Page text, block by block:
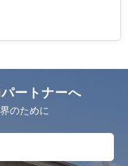
ートナーへ
のために